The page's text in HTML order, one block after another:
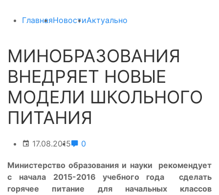
ГлавнаяНовостиАктуально
МИНОБРАЗОВАНИЯ
ВНЕДРЯЕТ НОВЫЕ
МОДЕЛИ ШКОЛЬНОГО
ПИТАНИЯ
17.08.2015 0
Министерство образования и науки рекомендует
с начала 2015-2016 учебного года сделать
горячее питание для начальных классов